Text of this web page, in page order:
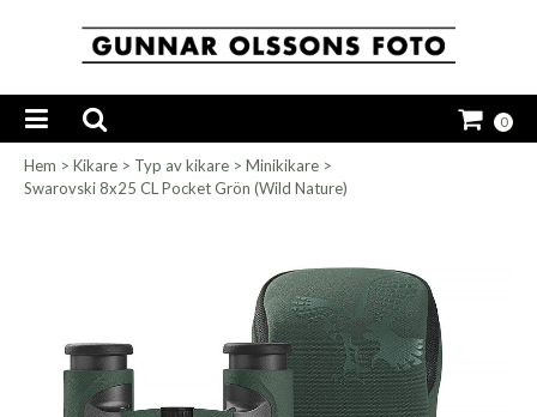
0
Hem > Kikare > Typ av kikare > Minikikare >
Swarovski 8x25 CL Pocket Grön (Wild Nature)